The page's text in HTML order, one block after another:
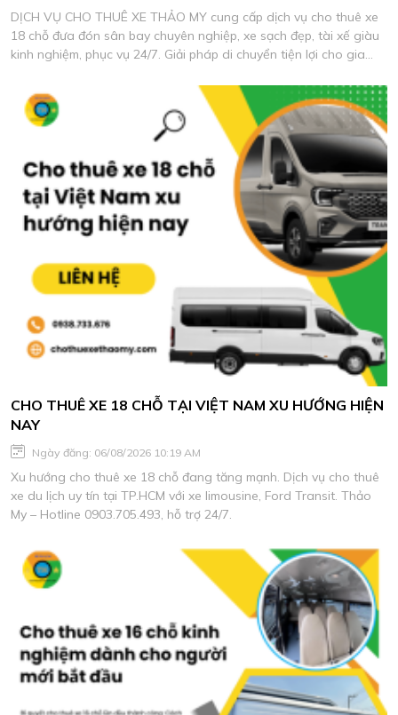
DỊCH VỤ CHO THUÊ XE THẢO MY cung cấp dịch vụ cho thuê xe
18 chỗ đưa đón sân bay chuyên nghiệp, xe sạch đẹp, tài xế giàu
kinh nghiệm, phục vụ 24/7. Giải pháp di chuyển tiện lợi cho gia
CHO THUÊ XE 18 CHỖ TẠI VIỆT NAM XU HƯỚNG HIỆN
NAY
Ngày đăng: 06/08/2026 10:19 AM
Xu hướng cho thuê xe 18 chỗ đang tăng mạnh. Dịch vụ cho thuê
xe du lịch uy tín tại TP.HCM với xe limousine, Ford Transit. Thảo
My – Hotline 0903.705.493, hỗ trợ 24/7.